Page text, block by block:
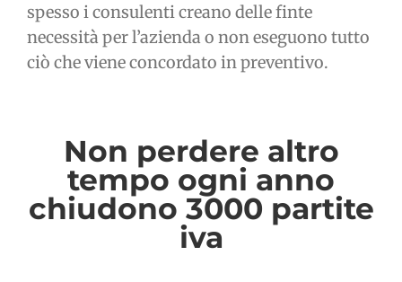
spesso i consulenti creano delle finte
necessità per l’azienda o non eseguono tutto
ciò che viene concordato in preventivo.
Non perdere altro
tempo ogni anno
chiudono 3000 partite
iva